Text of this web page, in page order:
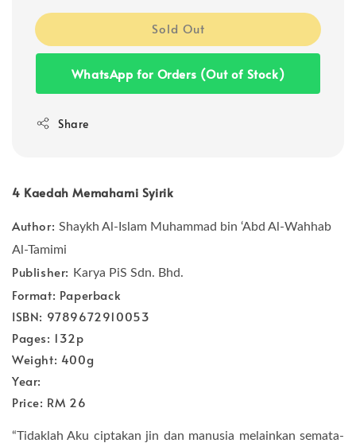
Sold Out
WhatsApp for Orders (Out of Stock)
Share
4 Kaedah Memahami Syirik
Author: Shaykh Al-Islam Muhammad bin ‘Abd Al-Wahhab
Al-Tamimi
Publisher: Karya PiS Sdn. Bhd.
Format: Paperback
ISBN: 9789672910053
Pages: 132p
Weight: 400g
Year:
Price: RM 26
“Tidaklah Aku ciptakan jin dan manusia melainkan semata-